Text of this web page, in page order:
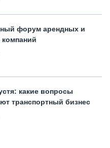
форум арендных и
какие вопросы
транспортный бизнес